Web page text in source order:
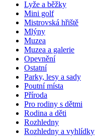
Lyže a běžky
Mini golf
Mistrovská hřiště
Mlýny
Muzea
Muzea a galerie
Opevnění
Ostatní
Parky, lesy a sady
Poutní místa
Příroda
Pro rodiny s dětmi
Rodina a děti
Rozhledny
Rozhledny a vyhlídky